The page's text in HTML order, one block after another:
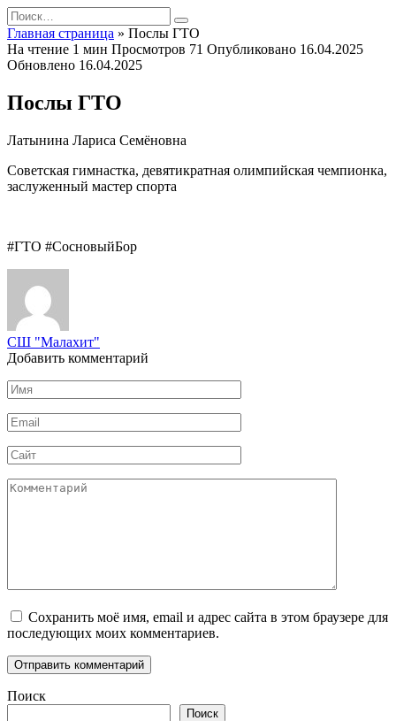
Перейти
к
содержанию
Search
for:
Главная страница » Послы ГТО
На чтение 1 мин Просмотров 71 Опубликовано 16.04.2025
Обновлено 16.04.2025
Послы ГТО
Латынина Лариса Семёновна
Советская гимнастка, девятикратная олимпийская чемпионка,
заслуженный мастер спорта
#ГТО #СосновыйБор
СШ "Малахит"
Добавить комментарий
Имя
*
Email
*
Сайт
Комментарий
Сохранить моё имя, email и адрес сайта в этом браузере для
последующих моих комментариев.
Поиск
Поиск